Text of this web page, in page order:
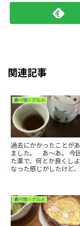
関連記事
食べ物・グルメ
過去にかかったことが
ました。 あ～あ。 今
た薬で、何とか良くし
なった感じがしたけど
食べ物・グルメ